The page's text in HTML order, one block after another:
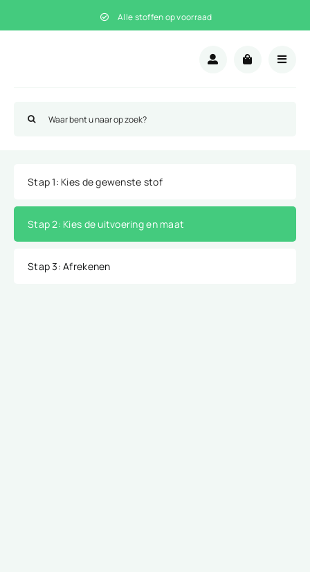
naar
Alle stoffen op voorraad
naar:
Stap 1: Kies de gewenste stof
Stap 2: Kies de uitvoering en maat
Stap 3: Afrekenen